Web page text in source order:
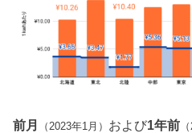
前月 （2023年1月） および1年前